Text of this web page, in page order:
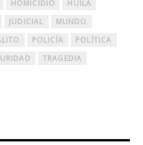
HOMICIDIO
HUILA
JUDICIAL
MUNDO
POLICÍA
POLÍTICA
TRAGEDIA